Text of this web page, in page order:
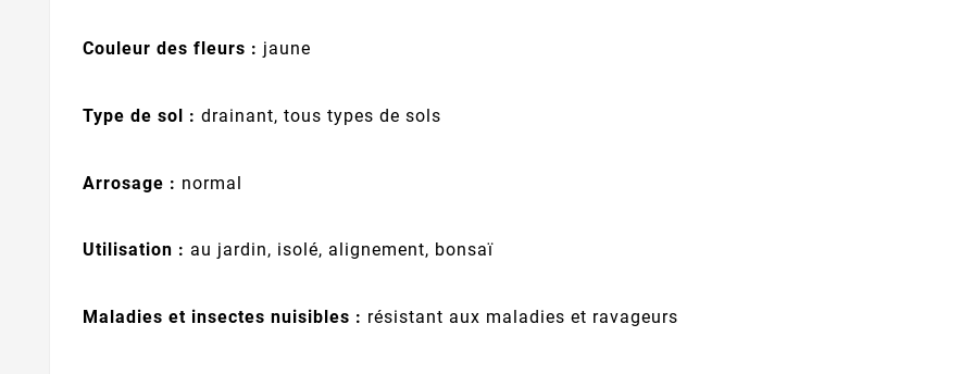
Couleur des fleurs : jaune
Type de sol : drainant, tous types de sols
Arrosage : normal
Utilisation : au jardin, isolé, alignement, bonsaï
Maladies et insectes nuisibles : résistant aux maladies et ravageurs